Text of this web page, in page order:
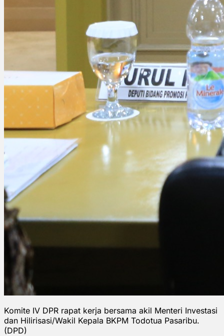
Komite IV DPR rapat kerja bersama akil Menteri Investasi
dan Hilirisasi/Wakil Kepala BKPM Todotua Pasaribu.
(DPD)